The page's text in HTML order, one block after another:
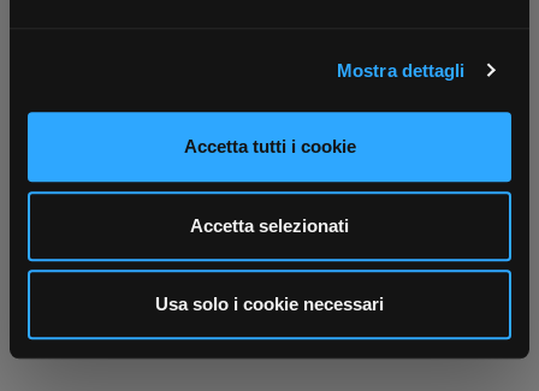
Approfondisci come vengono elaborati i tuoi dati personali
dalla Dichiarazione sui cookie.
Utilizziamo i cookie per personalizzare contenuti ed
analizzare il nostro traffico. Condividiamo inoltre
informazioni sul modo in cui utilizza il nostro sito con i
nostri partner che si occupano di analisi dei dati web,
pubblicità e social media, i quali potrebbero combinarle
Mostra dettagli
Accetta tutti i cookie
Accetta selezionati
Usa solo i cookie necessari